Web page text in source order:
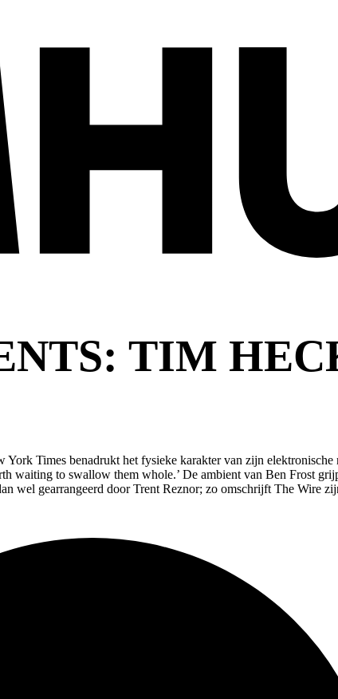
TIM
Times benadrukt het fysieke karakter van zijn
waiting to swallow them whole.’ De ambient van Ben Frost
wel gearrangeerd door Trent Reznor; zo omschrijft The Wire